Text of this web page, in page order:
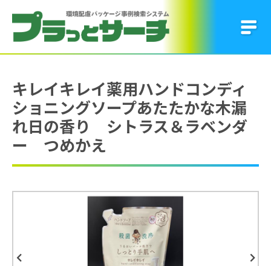
キレイキレイ薬用ハンドコンディ
ショニングソープあたたかな木漏
れ日の香り シトラス＆ラベンダ
ー つめかえ
Previous Next